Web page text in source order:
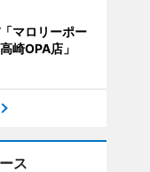
マロリーポー
崎OPA店」
ス